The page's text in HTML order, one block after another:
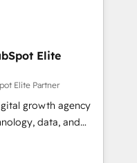
Elite
Elite Partner
growth agency
data, and
results. Founded in
LATAM, and